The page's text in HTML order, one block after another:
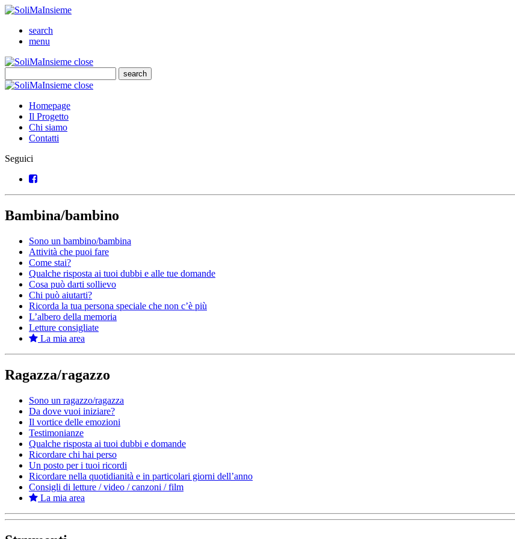
SoliMaInsieme
search
menu
SoliMaInsieme
closeClose
search
Cerca
SoliMaInsieme
closeClose
Homepage
Il Progetto
Chi siamo
Contatti
Seguici
Facebook
Bambina/bambino
Sono un bambino/bambina
Attività che puoi fare
Come stai?
Qualche risposta ai tuoi dubbi e alle tue domande
Cosa può darti sollievo
Chi può aiutarti?
Ricorda la tua persona speciale che non c’è più
L’albero della memoria
Letture consigliate
La mia area
Ragazza/ragazzo
Sono un ragazzo/ragazza
Da dove vuoi iniziare?
Il vortice delle emozioni
Testimonianze
Qualche risposta ai tuoi dubbi e domande
Ricordare chi hai perso
Un posto per i tuoi ricordi
Ricordare nella quotidianità e in particolari giorni dell’anno
Consigli di letture / video / canzoni / film
La mia area